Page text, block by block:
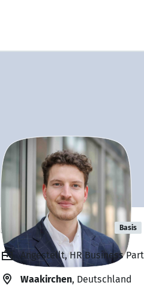
Niklas Winkler Basis
Angestellt, HR Business
Waakirchen, Deutschland